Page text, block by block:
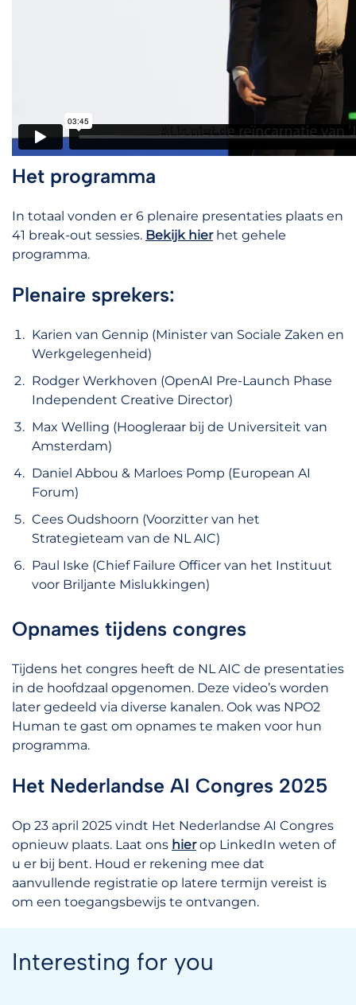
Het programma
In totaal vonden er 6 plenaire presentaties plaats en
41 break-out sessies. Bekijk hierhet gehele
programma.
Plenaire sprekers:
Karien van Gennip (Minister van Sociale Zaken en
Werkgelegenheid)
Rodger Werkhoven (OpenAI Pre-Launch Phase
Independent Creative Director)
Max Welling (Hoogleraar bij de Universiteit van
Amsterdam)
Daniel Abbou & Marloes Pomp (European AI
Forum)
Cees Oudshoorn (Voorzitter van het
Strategieteam van de NL AIC)
Paul Iske (Chief Failure Officer van het Instituut
voor Briljante Mislukkingen)
Opnames tijdens congres
Tijdens het congres heeft de NL AIC de presentaties
in de hoofdzaal opgenomen. Deze video’s worden
later gedeeld via diverse kanalen. Ook was NPO2
Human te gast om opnames te maken voor hun
programma.
Het Nederlandse AI Congres 2025
Op 23 april 2025 vindt Het Nederlandse AI Congres
opnieuw plaats. Laat ons hierop LinkedIn weten of
u er bij bent. Houd er rekening mee dat
aanvullende registratie op latere termijn vereist is
om een toegangsbewijs te ontvangen.
Interesting for you